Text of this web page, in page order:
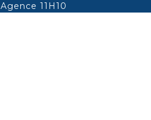
Agence 11H10